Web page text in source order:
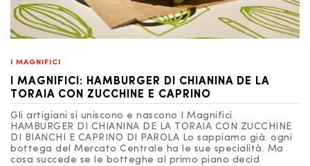
I MAGNIFICI
I MAGNIFICI: HAMBURGER DI CHIANINA DE LA
TORAIA CON ZUCCHINE E CAPRINO
Gli artigiani si uniscono e nascono I Magnifici.
HAMBURGER DI CHIANINA DE LA TORAIA CON ZUCCHINE
DI BIANCHI E CAPRINO DI PAROLA Lo sappiamo già: ogni
bottega del Mercato Centrale ha le sue specialità. Ma
cosa succede se le botteghe al primo piano decid